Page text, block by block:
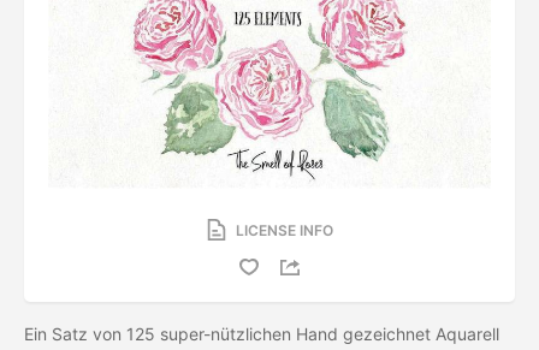
LICENSE INFO
Ein Satz von 125 super-nützlichen Hand gezeichnet Aquarell